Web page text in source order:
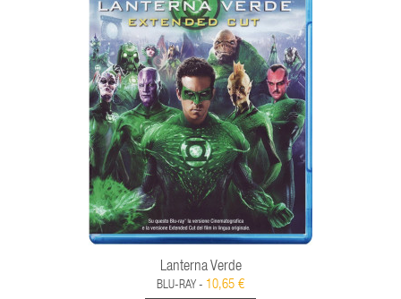
Lanterna Verde
BLU-RAY - 10,65 €